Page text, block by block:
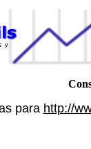
para http://